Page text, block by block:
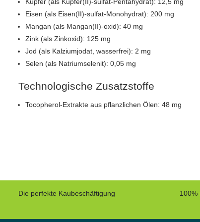
Kupfer (als Kupfer(II)-sulfat-Pentahydrat): 12,5 mg
Eisen (als Eisen(II)-sulfat-Monohydrat): 200 mg
Mangan (als Mangan(II)-oxid): 40 mg
Zink (als Zinkoxid): 125 mg
Jod (als Kalziumjodat, wasserfrei): 2 mg
Selen (als Natriumselenit): 0,05 mg
Technologische Zusatzstoffe
Tocopherol-Extrakte aus pflanzlichen Ölen: 48 mg
Die perfekte Kaubeschäftigung 100%